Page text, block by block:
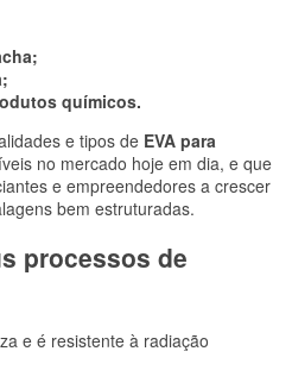
químicos.
e tipos de EVA para
no mercado hoje em dia, e que
e empreendedores a crescer
bem estruturadas.
processos de
e é resistente à radiação